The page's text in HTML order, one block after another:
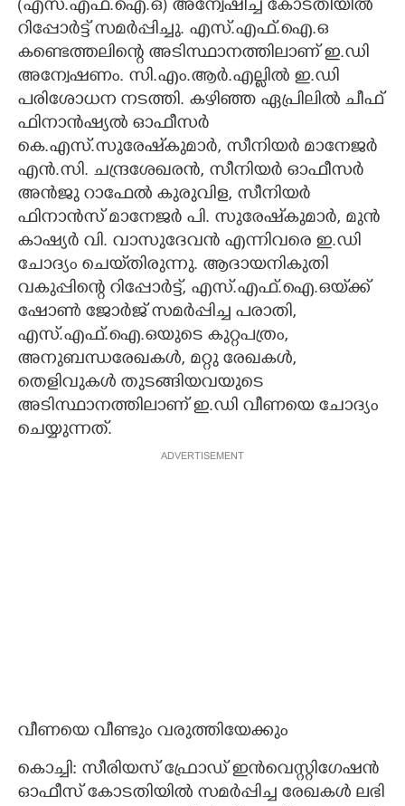
(എസ്.എഫ്.ഐ.ഒ) അന്വേഷിച്ച് കോടതിയിൽ
റിപ്പോർട്ട് സമർപ്പിച്ചു. എസ്.എഫ്.ഐ.ഒ
കണ്ടെത്തലിന്റെ അടിസ്ഥാനത്തിലാണ് ഇ.ഡി
അന്വേഷണം. സി.എം.ആർ.എല്ലിൽ ഇ.ഡി
പരിശോധന നടത്തി. കഴിഞ്ഞ ഏപ്രിലിൽ ചീഫ്
ഫിനാൻഷ്യൽ ഓഫീസർ
കെ.എസ്.സുരേഷ്‌കുമാർ, സീനിയർ മാനേജർ
എൻ.സി. ചന്ദ്രശേഖരൻ, സീനിയർ ഓഫീസർ
അൻജു റാഫേൽ കുരുവിള, സീനിയർ
ഫിനാൻസ് മാനേജർ പി. സുരേഷ്‌കുമാർ, മുൻ
കാഷ്യർ വി. വാസുദേവൻ എന്നിവരെ ഇ.ഡി
ചോദ്യം ചെയ്‌തിരുന്നു. ആദായനികുതി
വകുപ്പിന്റെ റിപ്പോർട്ട്, എസ്.എഫ്.ഐ.ഒയ്‌ക്ക്
ഷോൺ ജോർജ് സമർപ്പിച്ച പരാതി,
എസ്.എഫ്.ഐ.ഒയുടെ കുറ്റപത്രം,
അനുബന്ധരേഖകൾ, മറ്റു രേഖകൾ,
തെളിവുകൾ തുടങ്ങിയവയുടെ
അടിസ്ഥാനത്തിലാണ് ഇ.ഡി വീണയെ ചോദ്യം
ചെയ്യുന്നത്.
ADVERTISEMENT
വീ​ണ​യെ​ ​വീ​ണ്ടും​ ​വ​രു​ത്തി​യേ​ക്കും
കൊ​ച്ചി​:​ ​സീ​രി​യ​സ് ​ഫ്രോ​ഡ് ​ഇ​ൻ​വെ​സ്റ്റി​ഗേ​ഷ​ൻ​ ​
ഓ​ഫീ​സ് ​കോ​ട​തി​യി​ൽ​ ​സ​മ​ർ​പ്പി​ച്ച​ ​രേ​ഖ​ക​ൾ​ ​ല​ഭി​